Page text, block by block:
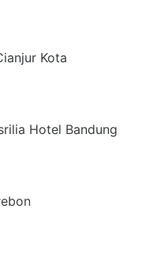
Kota
Hotel Bandung